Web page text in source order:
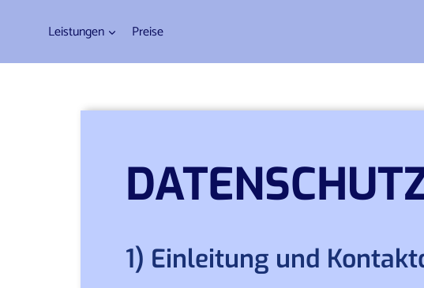
Leistungen Preise
1) Einleitung und